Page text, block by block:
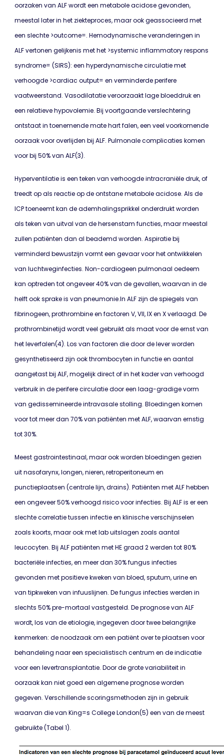
oorzaken van ALF wordt een metabole acidose gevonden,
meestal later in het ziekteproces, maar ook geassocieerd met
een slechte >outcome=. Hemodynamische veranderingen in
ALF vertonen gelijkenis met het >systemic inflammatory respons
syndrome= (SIRS): een hyperdynamische circulatie met
verhoogde >cardiac output= en verminderde perifere
vaatweerstand. Vasodilatatie veroorzaakt lage bloeddruk en
een relatieve hypovolemie. Bij voortgaande verslechtering
ontstaat in toenemende mate hart falen, een veel voorkomende
oorzaak voor overlijden bij ALF. Pulmonale complicaties komen
voor bij 50% van ALF(3).
Hyperventilatie is een teken van verhoogde intracraniële druk, of
treedt op als reactie op de ontstane metabole acidose. Als de
ICP toeneemt kan de ademhalingsprikkel onderdrukt worden
als teken van uitval van de hersenstam functies, maar meestal
zullen patiënten dan al beademd worden. Aspiratie bij
verminderd bewustzijn vormt een gevaar voor het ontwikkelen
van luchtweginfecties. Non-cardiogeen pulmonaal oedeem
kan optreden tot ongeveer 40% van de gevallen, waarvan in de
helft ook sprake is van pneumonie.In ALF zijn de spiegels van
fibrinogeen, prothrombine en factoren V, VII, IX en X verlaagd. De
prothrombinetijd wordt veel gebruikt als maat voor de ernst van
het leverfalen(4). Los van factoren die door de lever worden
gesynthetiseerd zijn ook thrombocyten in functie en aantal
aangetast bij ALF, mogelijk direct of in het kader van verhoogd
verbruik in de perifere circulatie door een laag-gradige vorm
van gedissemineerde intravasale stolling. Bloedingen komen
voor tot meer dan 70% van patiënten met ALF, waarvan ernstig
tot 30%.
Meest gastrointestinaal, maar ook worden bloedingen gezien
uit nasofarynx, longen, nieren, retroperitoneum en
punctieplaatsen (centrale lijn, drains). Patiënten met ALF hebben
een ongeveer 50% verhoogd risico voor infecties. Bij ALF is er een
slechte correlatie tussen infectie en klinische verschijnselen
zoals koorts, maar ook met lab uitslagen zoals aantal
leucocyten. Bij ALF patiënten met HE graad 2 werden tot 80%
bacteriële infecties, en meer dan 30% fungus infecties
gevonden met positieve kweken van bloed, sputum, urine en
van tipkweken van infuuslijnen. De fungus infecties werden in
slechts 50% pre-mortaal vastgesteld. De prognose van ALF
wordt, los van de etiologie, ingegeven door twee belangrijke
kenmerken: de noodzaak om een patiënt over te plaatsen voor
behandeling naar een specialistisch centrum en de indicatie
voor een levertransplantatie. Door de grote variabiliteit in
oorzaak kan niet goed een algemene prognose worden
gegeven. Verschillende scoringsmethoden zijn in gebruik
waarvan die van King=s College London(5) een van de meest
gebruikte (Tabel 1).